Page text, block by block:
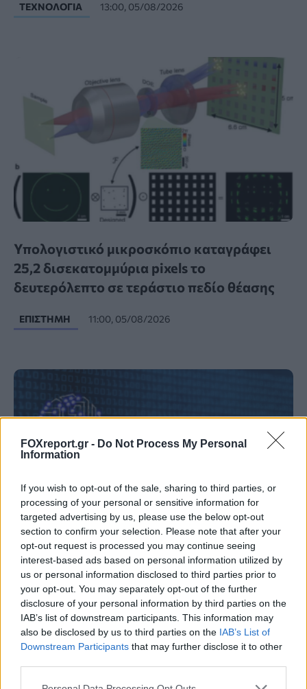
FOXreport.gr - Do Not Process My Personal
Information
If you wish to opt-out of the sale, sharing to third parties, or
processing of your personal or sensitive information for
targeted advertising by us, please use the below opt-out
section to confirm your selection. Please note that after your
opt-out request is processed you may continue seeing
interest-based ads based on personal information utilized by
us or personal information disclosed to third parties prior to
your opt-out. You may separately opt-out of the further
disclosure of your personal information by third parties on the
IAB’s list of downstream participants. This information may
also be disclosed by us to third parties on the IAB’s List of
Downstream Participants that may further disclose it to other
ΤΕΧΝΟΛΟΓΊΑ 13:00, 05/08/2026
Υπολογιστικό μικροσκόπιο καταγράφει
25,2 δισεκατομμύρια pixels το
δευτερόλεπτο σε τεράστιο πεδίο θέασης
ΕΠΙΣΤΉΜΗ 11:00, 05/08/2026
Νέα μέθοδος κβαντικής κρυπτογράφησης
εμποδίζει την αντιγραφή
κρυπτογραφημένων δεδομένων
ΤΕΧΝΟΛΟΓΊΑ 09:00, 05/08/2026